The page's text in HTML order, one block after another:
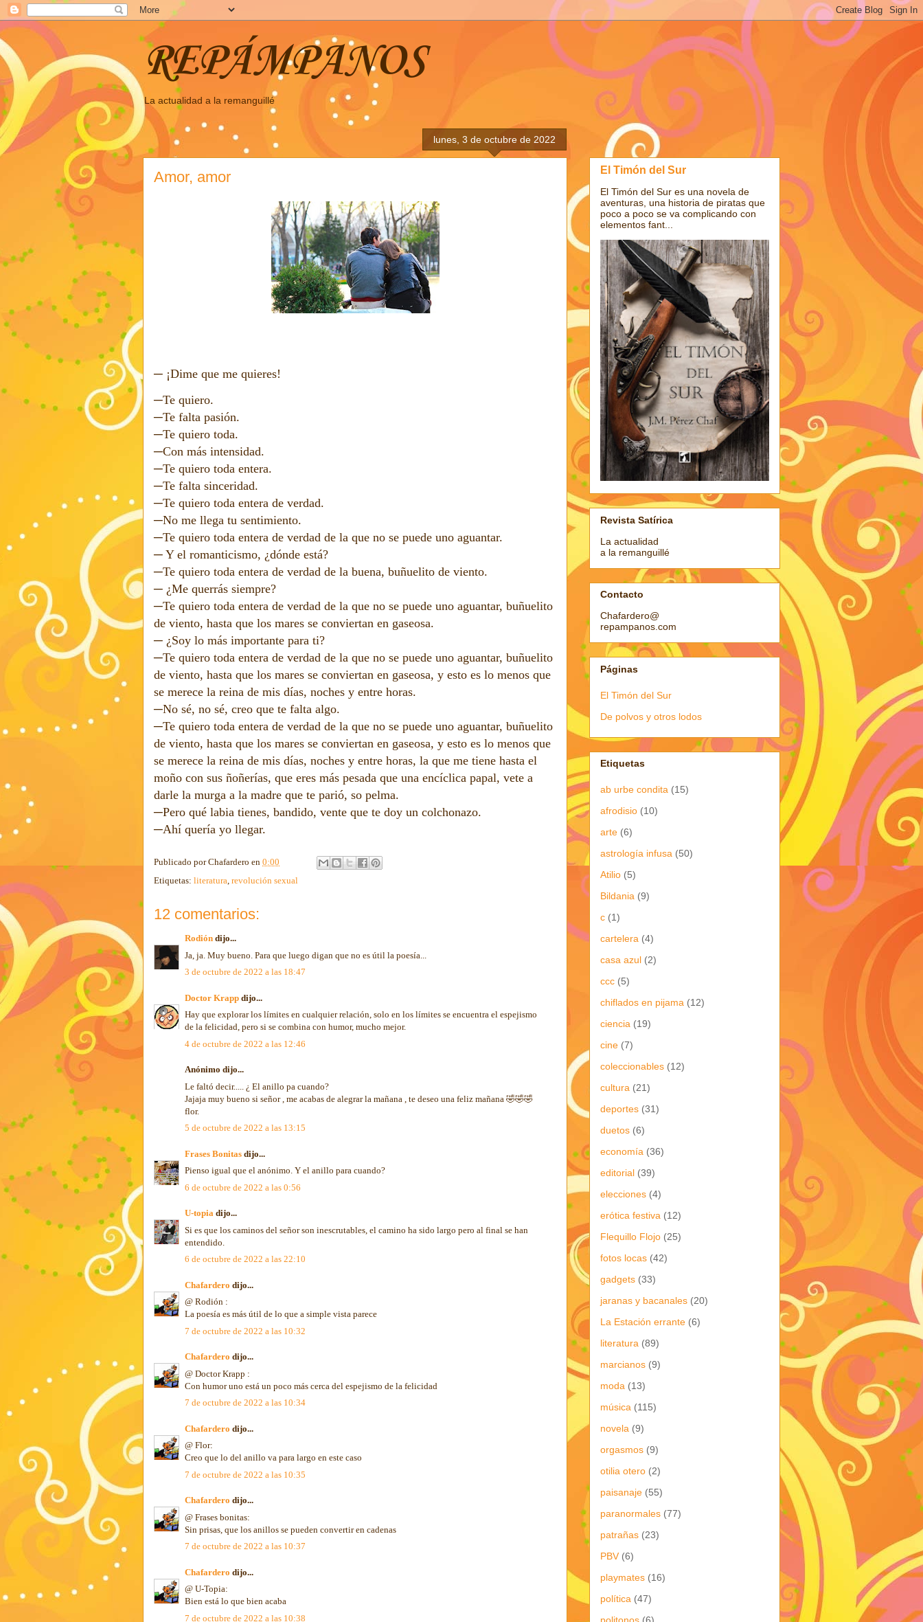
REPÁMPANOS
La actualidad a la remanguillé
lunes, 3 de octubre de 2022
Amor, amor
─ ¡Dime que me quieres!
─Te quiero.
─Te falta pasión.
─Te quiero toda.
─Con más intensidad.
─Te quiero toda entera.
─Te falta sinceridad.
─Te quiero toda entera de verdad.
─No me llega tu sentimiento.
─Te quiero toda entera de verdad de la que no se puede uno aguantar.
─ Y el romanticismo, ¿dónde está?
─Te quiero toda entera de verdad de la buena, buñuelito de viento.
─ ¿Me querrás siempre?
─Te quiero toda entera de verdad de la que no se puede uno aguantar, buñuelito
de viento, hasta que los mares se conviertan en gaseosa.
─ ¿Soy lo más importante para ti?
─Te quiero toda entera de verdad de la que no se puede uno aguantar, buñuelito
de viento, hasta que los mares se conviertan en gaseosa, y esto es lo menos que
se merece la reina de mis días, noches y entre horas.
─No sé, no sé, creo que te falta algo.
─Te quiero toda entera de verdad de la que no se puede uno aguantar, buñuelito
de viento, hasta que los mares se conviertan en gaseosa, y esto es lo menos que
se merece la reina de mis días, noches y entre horas, la que me tiene hasta el
moño con sus ñoñerías, que eres más pesada que una encíclica papal, vete a
darle la murga a la madre que te parió, so pelma.
─Pero qué labia tienes, bandido, vente que te doy un colchonazo.
─Ahí quería yo llegar.
Publicado porChafardero en 0:00
Etiquetas: literatura, revolución sexual
12 comentarios:
Rodión dijo...
Ja, ja. Muy bueno. Para que luego digan que no es útil la poesía...
3 de octubre de 2022 a las 18:47
Doctor Krapp dijo...
Hay que explorar los límites en cualquier relación, solo en los límites se encuentra el espejismo
de la felicidad, pero si se combina con humor, mucho mejor.
4 de octubre de 2022 a las 12:46
Anónimo dijo...
Le faltó decir..... ¿ El anillo pa cuando?
Jajaja muy bueno si señor , me acabas de alegrar la mañana , te deseo una feliz mañana 🤣🤣🤣
flor.
5 de octubre de 2022 a las 13:15
Frases Bonitas dijo...
Pienso igual que el anónimo. Y el anillo para cuando?
6 de octubre de 2022 a las 0:56
U-topia dijo...
Si es que los caminos del señor son inescrutables, el camino ha sido largo pero al final se han
entendido.
6 de octubre de 2022 a las 22:10
Chafardero dijo...
@ Rodión :
La poesía es más útil de lo que a simple vista parece
7 de octubre de 2022 a las 10:32
Chafardero dijo...
@ Doctor Krapp :
Con humor uno está un poco más cerca del espejismo de la felicidad
7 de octubre de 2022 a las 10:34
Chafardero dijo...
@ Flor:
Creo que lo del anillo va para largo en este caso
7 de octubre de 2022 a las 10:35
Chafardero dijo...
@ Frases bonitas:
Sin prisas, que los anillos se pueden convertir en cadenas
7 de octubre de 2022 a las 10:37
Chafardero dijo...
@ U-Topia:
Bien está lo que bien acaba
7 de octubre de 2022 a las 10:38
El Timón del Sur
El Timón del Sur es una novela de
aventuras, una historia de piratas que
poco a poco se va complicando con
elementos fant...
Revista Satírica
La actualidad
a la remanguillé
Contacto
Chafardero@
repampanos.com
Páginas
El Timón del Sur
De polvos y otros lodos
Etiquetas
ab urbe condita (15)
afrodisio (10)
arte (6)
astrología infusa (50)
Atilio (5)
Bildania (9)
c (1)
cartelera (4)
casa azul (2)
ccc (5)
chiflados en pijama (12)
ciencia (19)
cine (7)
coleccionables (12)
cultura (21)
deportes (31)
duetos (6)
economía (36)
editorial (39)
elecciones (4)
erótica festiva (12)
Flequillo Flojo (25)
fotos locas (42)
gadgets (33)
jaranas y bacanales (20)
La Estación errante (6)
literatura (89)
marcianos (9)
moda (13)
música (115)
novela (9)
orgasmos (9)
otilia otero (2)
paisanaje (55)
paranormales (77)
patrañas (23)
PBV (6)
playmates (16)
política (47)